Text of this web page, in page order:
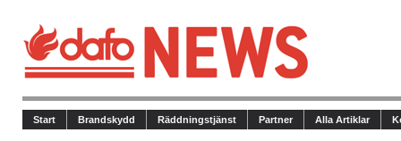
Start Brandskydd Räddningstjänst Partner Alla Artiklar